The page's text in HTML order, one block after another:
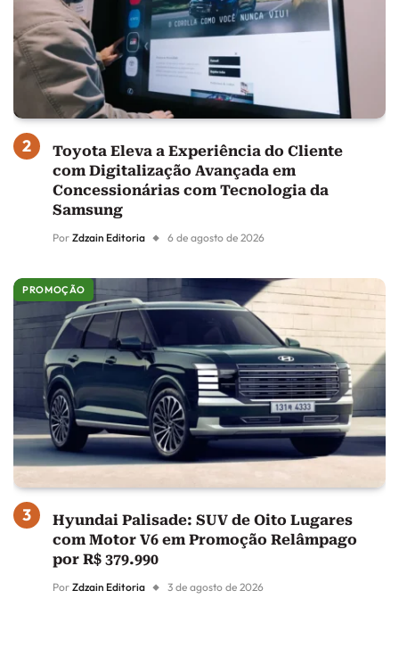
Toyota Eleva a Experiência do Cliente
com Digitalização Avançada em
Concessionárias com Tecnologia da
Samsung
Por Zdzain Editoria 6 de agosto de 2026
PROMOÇÃO
Hyundai Palisade: SUV de Oito Lugares
com Motor V6 em Promoção Relâmpago
por R$ 379.990
Por Zdzain Editoria 3 de agosto de 2026